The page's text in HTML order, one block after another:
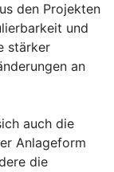
den Projekten
und
stärker
an
auch die
Anlageform
die